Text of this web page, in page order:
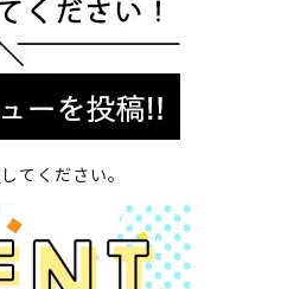
してください。